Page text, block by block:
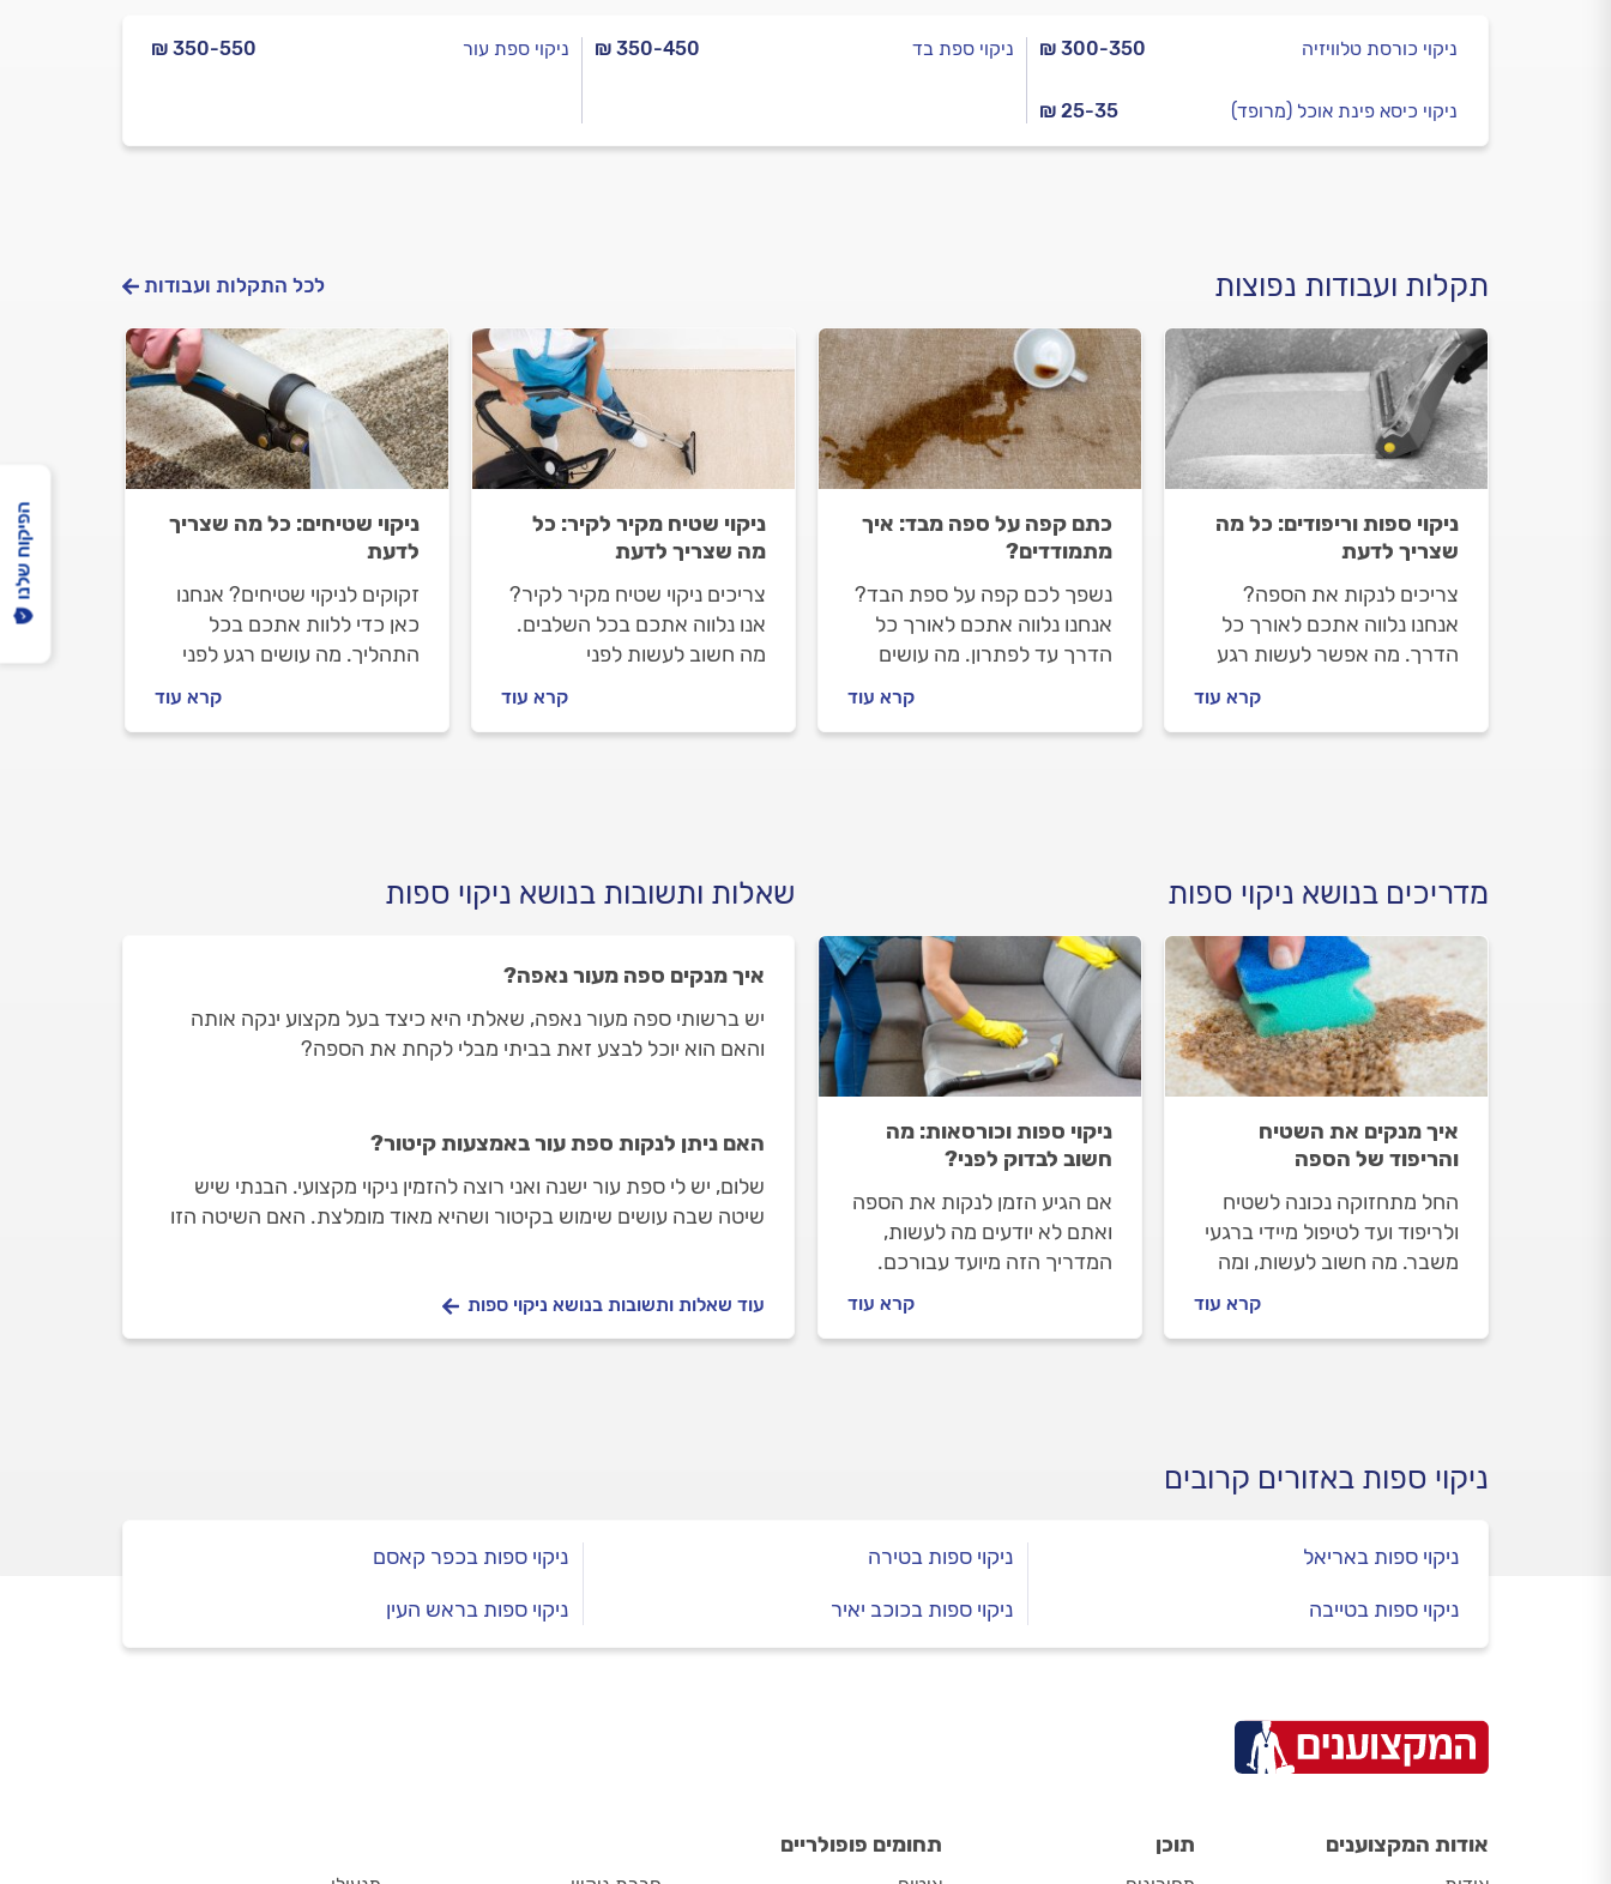
₪ 300-350 ניקוי כורסת טלוויזיה
₪ 25-35 ניקוי כיסא פינת אוכל (מרופד)
₪ 350-450 ניקוי ספת בד ₪ 350-550 ניקוי ספת עור
תקלות ועבודות נפוצות לכל התקלות ועבודות
ניקוי ספות וריפודים: כל מה
שצריך לדעת
צריכים לנקות את הספה?
אנחנו נלווה אתכם לאורך כל
הדרך. מה אפשר לעשות רגע
ספות, איך מתנהלים מולה ומה
המחיר של ניקוי ספה מעור או
קרא עוד
כתם קפה על ספה מבד: איך
מתמודדים?
נשפך לכם קפה על ספת הבד?
אנחנו נלווה אתכם לאורך כל
הדרך עד לפתרון. מה עושים
מתנהלים מול בעל המקצוע?
מתחילים.
קרא עוד
ניקוי שטיח מקיר לקיר: כל
מה שצריך לדעת
צריכים ניקוי שטיח מקיר לקיר?
אנו נלווה אתכם בכל השלבים.
מה חשוב לעשות לפני
מתנהלים מול בעל המקצוע
וכמה עולה העבודה? כל
קרא עוד
ניקוי שטיחים: כל מה שצריך
לדעת
זקוקים לניקוי שטיחים? אנחנו
כאן כדי ללוות אתכם בכל
התהליך. מה עושים רגע לפני
העבודה וכמה יעלה ניקוי
קרא עוד
מדריכים בנושא ניקוי ספות
איך מנקים את השטיח
והריפוד של הספה
החל מתחזוקה נכונה לשטיח
ולריפוד ועד לטיפול מיידי ברגעי
משבר. מה חשוב לעשות, ומה
המצב, כשנשפך משקה על
השטיח או שהעט התפוצצה על
קרא עוד
ניקוי ספות וכורסאות: מה
חשוב לבדוק לפני?
אם הגיע הזמן לנקות את הספה
ואתם לא יודעים מה לעשות,
המדריך הזה מיועד עבורכם.
בעצמכם ובאילו מקרים תצטרכו
להזמין שירות מקצועי? כל
קרא עוד
שאלות ותשובות בנושא ניקוי ספות
איך מנקים ספה מעור נאפה?
יש ברשותי ספה מעור נאפה, שאלתי היא כיצד בעל מקצוע ינקה אותה
והאם הוא יוכל לבצע זאת בביתי מבלי לקחת את הספה?
האם ניתן לנקות ספת עור באמצעות קיטור?
שלום, יש לי ספת עור ישנה ואני רוצה להזמין ניקוי מקצועי. הבנתי שיש
שיטה שבה עושים שימוש בקיטור ושהיא מאוד מומלצת. האם השיטה הזו
עוד שאלות ותשובות בנושא ניקוי ספות
ניקוי ספות באזורים קרובים
ניקוי ספות באריאל
ניקוי ספות בטייבה
ניקוי ספות בטירה
ניקוי ספות בכוכב יאיר
ניקוי ספות בכפר קאסם
ניקוי ספות בראש העין
הפיקוח שלנו
אודות המקצוענים תוכן תחומים פופולריים